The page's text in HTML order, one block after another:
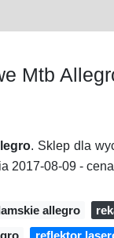
Mtb
. Sklep dla
2017-08-09 - cena
allegro